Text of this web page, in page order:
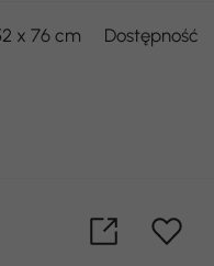
x 76 cm Dostępność